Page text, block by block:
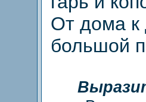
От дома
большой